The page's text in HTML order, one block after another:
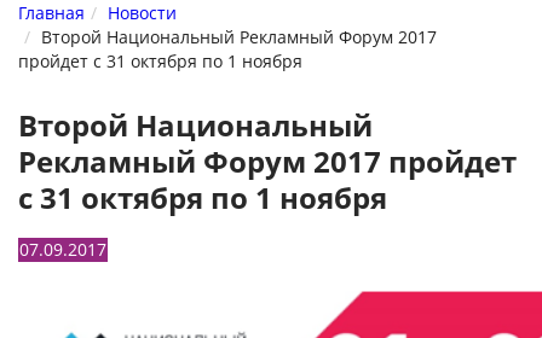
Главная
Новости
Второй Национальный Рекламный Форум 2017
пройдет с 31 октября по 1 ноября
Второй Национальный
Рекламный Форум 2017 пройдет
с 31 октября по 1 ноября
07.09.2017